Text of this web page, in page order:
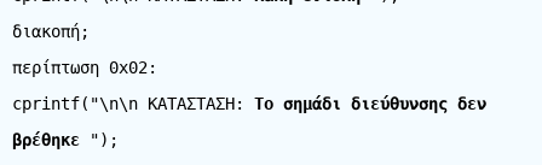
διακοπή;
περίπτωση 0x02:
cprintf("\n\n ΚΑΤΑΣΤΑΣΗ: Το σημάδι διεύθυνσης δεν
βρέθηκε ");